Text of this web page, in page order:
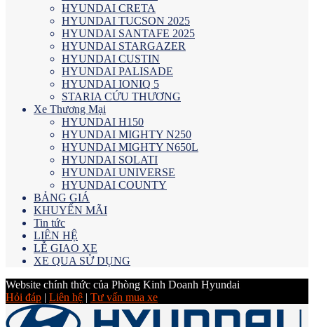
HYUNDAI CRETA
HYUNDAI TUCSON 2025
HYUNDAI SANTAFE 2025
HYUNDAI STARGAZER
HYUNDAI CUSTIN
HYUNDAI PALISADE
HYUNDAI IONIQ 5
STARIA CỨU THƯƠNG
Xe Thương Mại
HYUNDAI H150
HYUNDAI MIGHTY N250
HYUNDAI MIGHTY N650L
HYUNDAI SOLATI
HYUNDAI UNIVERSE
HYUNDAI COUNTY
BẢNG GIÁ
KHUYẾN MÃI
Tin tức
LIÊN HỆ
LỄ GIAO XE
XE QUA SỬ DỤNG
Website chính thức của Phòng Kinh Doanh Hyundai
Hỏi đáp | Liên hệ | Tư vấn mua xe